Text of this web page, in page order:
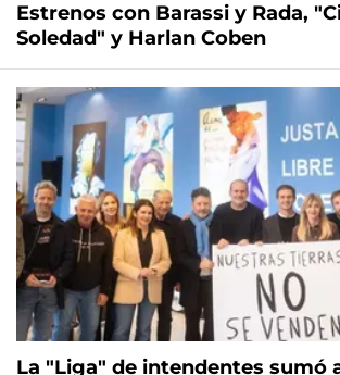
Estrenos con Barassi y Rada,
Soledad" y Harlan Coben
La "Liga" de intendentes sumó